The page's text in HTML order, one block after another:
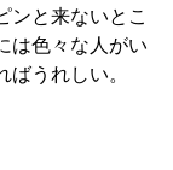
ンと来ないとこ
は色々な人がい
うれしい。